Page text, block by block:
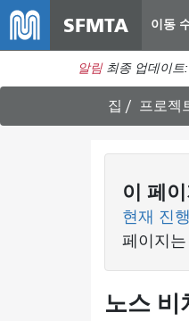
SFMTA 이동
알림 최종 업데이트
집 프로젝
이 페
현재 진
페이지
노스 비